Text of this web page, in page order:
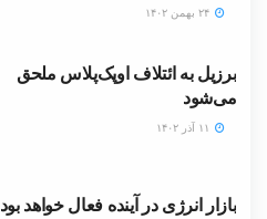
برزیل به ائتلاف اوپک‌پلاس‌ ملحق
می‌شود
بازار انرژی در آینده فعال خواهد بود